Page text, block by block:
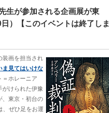
生が参加される企画展が東
）【このイベントは終了しま
装画を担当され
ま見てはいけな
＝ホレーニア
がけられた伊豫
、東京・初台の
、ぜひ足をお運